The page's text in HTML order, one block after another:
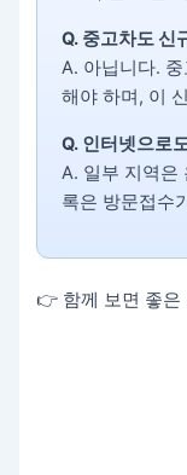
Q. 중고차도 신
A. 아닙니다. 중
해야 하며, 이
Q. 인터넷으로
A. 일부 지역은
록은 방문접수
👉 함께 보면 좋은